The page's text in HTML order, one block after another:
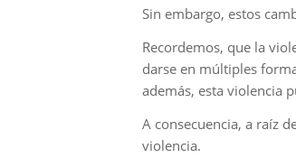
Sin embargo, estos
Recordemos, que la
darse en múltiples
además, esta violencia
A consecuencia, a raíz
violencia.